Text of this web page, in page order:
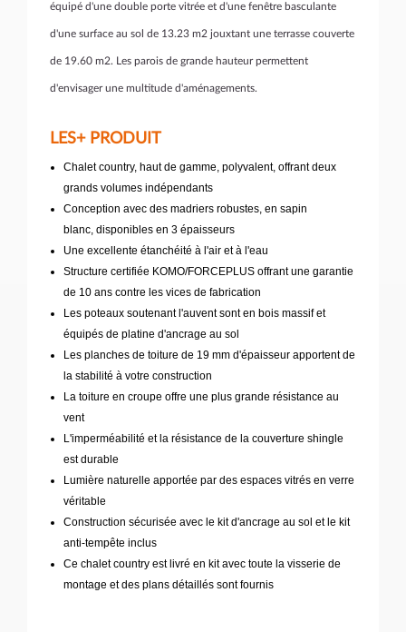
équipé d'une double porte vitrée et d'une fenêtre basculante
d'une surface au sol de 13.23 m2 jouxtant une terrasse couverte
de 19.60 m2. Les parois de grande hauteur permettent
d'envisager une multitude d'aménagements.
LES+ PRODUIT
Chalet country, haut de gamme, polyvalent, offrant deux
grands volumes indépendants
Conception avec des madriers robustes, en sapin
blanc, disponibles en 3 épaisseurs
Une excellente étanchéité à l'air et à l'eau
Structure certifiée KOMO/FORCEPLUS offrant une garantie
de 10 ans contre les vices de fabrication
Les poteaux soutenant l'auvent sont en bois massif et
équipés de platine d'ancrage au sol
Les planches de toiture de 19 mm d'épaisseur apportent de
la stabilité à votre construction
La toiture en croupe offre une plus grande résistance au
vent
L'imperméabilité et la résistance de la couverture shingle
est durable
Lumière naturelle apportée par des espaces vitrés en verre
véritable
Construction sécurisée avec le kit d'ancrage au sol et le kit
anti-tempête inclus
Ce chalet country est livré en kit avec toute la visserie de
montage et des plans détaillés sont fournis